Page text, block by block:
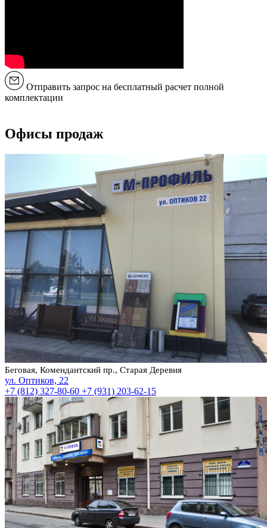
Отправить запрос на бесплатный расчет полной
комплектации
Офисы продаж
Беговая, Комендантский пр., Старая Деревня
ул. Оптиков, 22
+7 (812) 327-80-60 +7 (931) 203-62-15